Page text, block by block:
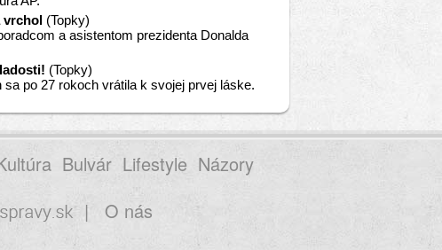
vrchol (Topky)
a asistentom prezidenta Donalda
(Topky)
po 27 rokoch vrátila k svojej prvej láske.
Bulvár Lifestyle Názory
| O nás